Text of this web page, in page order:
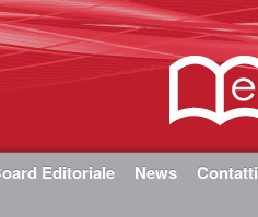
Editoriale News Contatti